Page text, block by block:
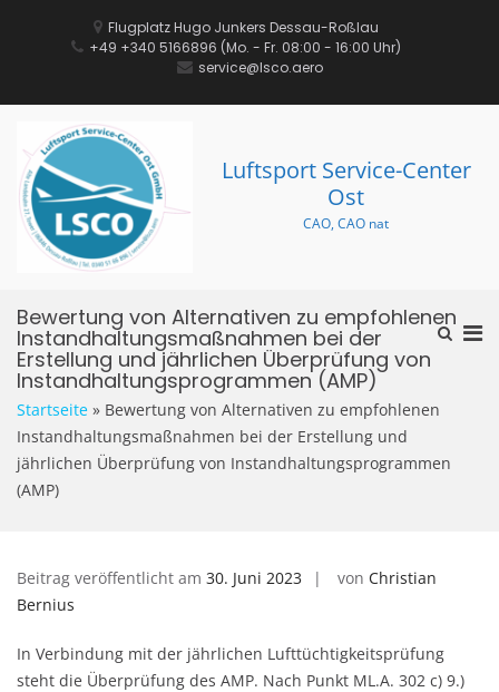
Flugplatz Hugo Junkers Dessau-Roßlau
+49 +340 5166896‬ (Mo. - Fr. 08:00 - 16:00 Uhr)
service@lsco.aero
Luftsport Service-Center
Ost
CAO, CAO nat
Such-
Bewertung von Alternativen zu empfohlenen
Instandhaltungsmaßnahmen bei der
Erstellung und jährlichen Überprüfung von
Instandhaltungsprogrammen (AMP)
Startseite » Bewertung von Alternativen zu empfohlenen
Instandhaltungsmaßnahmen bei der Erstellung und
jährlichen Überprüfung von Instandhaltungsprogrammen
(AMP)
Beitrag veröffentlicht am 30. Juni 2023 von Christian
Bernius
In Verbindung mit der jährlichen Lufttüchtigkeitsprüfung
steht die Überprüfung des AMP. Nach Punkt ML.A. 302 c) 9.)